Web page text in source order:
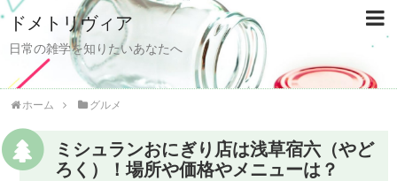
ドメトリヴィア
日常の雑学を知りたいあなたへ
ホーム グルメ
ミシュランおにぎり店は浅草宿六（やど
ろく）！場所や価格やメニューは？